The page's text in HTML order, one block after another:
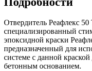
Отвердитель Реафлекс
специализированный
эпоксидной краски
предназначенный для
системе с данной
бетонным основанием.